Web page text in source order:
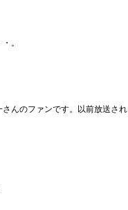
。
んのファンです。以前放送され